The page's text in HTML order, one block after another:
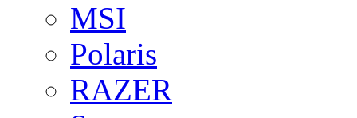
MSI
Polaris
RAZER